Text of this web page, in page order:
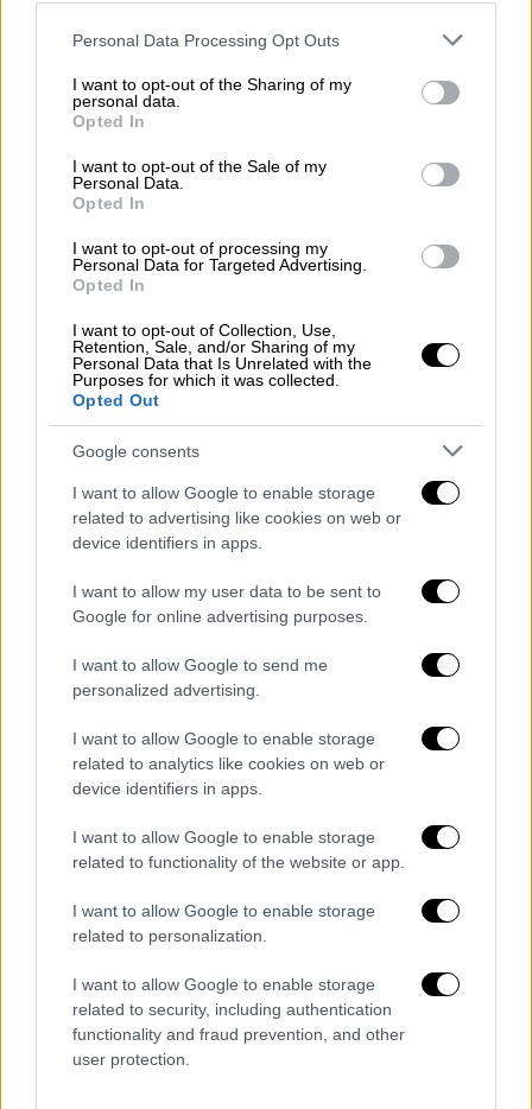
Please note that this website/app uses one or more Google
not limited to your visit or usage behaviour. You may click to
grant or deny consent to Google and its third-party tags to
use your data for below specified purposes in below Google
consent section.
Personal Data Processing Opt Outs
I want to opt-out of the Sharing of my
personal data.
Opted In
I want to opt-out of the Sale of my
Personal Data.
Opted In
I want to opt-out of processing my
Personal Data for Targeted Advertising.
Opted In
I want to opt-out of Collection, Use,
Retention, Sale, and/or Sharing of my
Personal Data that Is Unrelated with the
Purposes for which it was collected.
Opted Out
Google consents
I want to allow Google to enable storage
related to advertising like cookies on web or
device identifiers in apps.
I want to allow my user data to be sent to
Google for online advertising purposes.
I want to allow Google to send me
personalized advertising.
I want to allow Google to enable storage
related to analytics like cookies on web or
device identifiers in apps.
I want to allow Google to enable storage
related to functionality of the website or app.
I want to allow Google to enable storage
related to personalization.
I want to allow Google to enable storage
related to security, including authentication
functionality and fraud prevention, and other
user protection.
Επιμένει η κυβέρνηση στο «όχι» στη
μείωση ΦΠΑ στα τρόφιμα: «Θα μας
έβαζε σε μεγάλες περιπέτειες»
Σύμφωνα με τον κ. Οικονόμου
τον καταναλωτή είναι μεγαλύτερο με το
«Μarket pass»
περισσότερα άρθρα
ΑΛΛΑ #TAGS
ειδήσεις τώρα
τρόφιμα
ανατιμήσεις
καύσιμα
Ιωάννης Οικονόμου
ΔΗΜΟΦΙΛΗ ΣΤΟ TAG